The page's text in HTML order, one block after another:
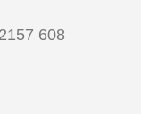
608